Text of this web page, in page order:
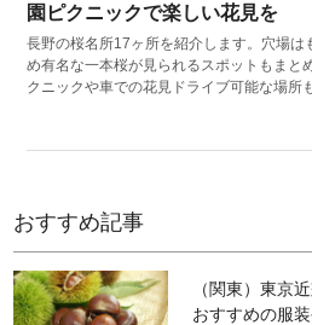
園ピクニックで楽しい花見を
長野の桜名所17ヶ所を紹介します。穴場は
め有名な一本桜が見られるスポットもまと
クニックや車での花見ドライブ可能な場所
おすすめ記事
（関東）東京
おすすめの服